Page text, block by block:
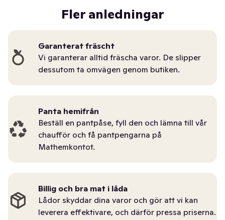
Fler anledningar
Garanterat fräscht
Vi garanterar alltid fräscha varor. De slipper
dessutom ta omvägen genom butiken.
Panta hemifrån
Beställ en pantpåse, fyll den och lämna till vår
chaufför och få pantpengarna på
Mathemkontot.
Billig och bra mat i låda
Lådor skyddar dina varor och gör att vi kan
leverera effektivare, och därför pressa priserna.